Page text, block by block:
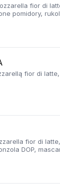
fior di
pomidory,
fior di
fior di
DOP,